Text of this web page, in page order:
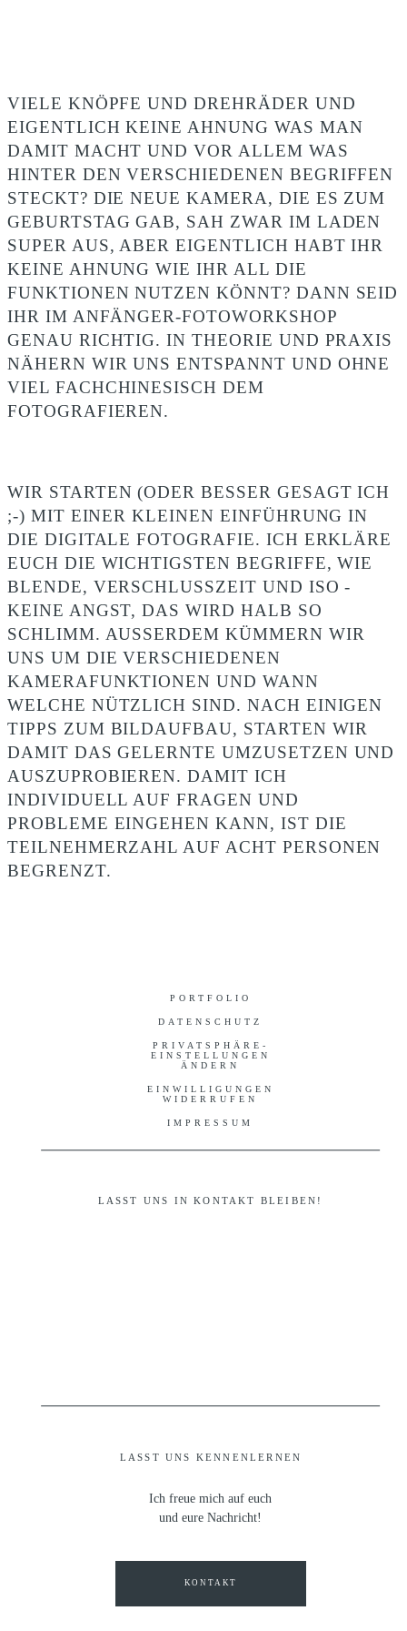
VIELE KNÖPFE UND DREHRÄDER UND
EIGENTLICH KEINE AHNUNG WAS MAN
DAMIT MACHT UND VOR ALLEM WAS
HINTER DEN VERSCHIEDENEN BEGRIFFEN
STECKT? DIE NEUE KAMERA, DIE ES ZUM
GEBURTSTAG GAB, SAH ZWAR IM LADEN
SUPER AUS, ABER EIGENTLICH HABT IHR
KEINE AHNUNG WIE IHR ALL DIE
FUNKTIONEN NUTZEN KÖNNT? DANN SEID
IHR IM ANFÄNGER-FOTOWORKSHOP
GENAU RICHTIG. IN THEORIE UND PRAXIS
NÄHERN WIR UNS ENTSPANNT UND OHNE
VIEL FACHCHINESISCH DEM
FOTOGRAFIEREN.
WIR STARTEN (ODER BESSER GESAGT ICH
;-) MIT EINER KLEINEN EINFÜHRUNG IN
DIE DIGITALE FOTOGRAFIE. ICH ERKLÄRE
EUCH DIE WICHTIGSTEN BEGRIFFE, WIE
BLENDE, VERSCHLUSSZEIT UND ISO -
KEINE ANGST, DAS WIRD HALB SO
SCHLIMM. AUSSERDEM KÜMMERN WIR U
NS UM DIE VERSCHIEDENEN K
AMERAFUNKTIONEN UND WANN W
ELCHE NÜTZLICH SIND. NACH EINIGEN T
IPPS ZUM BILDAUFBAU, STARTEN WIR D
AMIT DAS GELERNTE UMZUSETZEN UND A
USZUPROBIEREN. DAMIT ICH I
NDIVIDUELL AUF FRAGEN UND P
ROBLEME EINGEHEN KANN, IST DIE T
EILNEHMERZAHL AUF ACHT PERSONEN B
EGRENZT.
PORTFOLIO
DATENSCHUTZ
PRIVATSPHÄRE-
EINSTELLUNGEN
ÄNDERN
EINWILLIGUNGEN
WIDERRUFEN
IMPRESSUM
LASST UNS KENNENLERNEN
LASST UNS IN KONTAKT BLEIBEN!
Ich freue mich auf euch
und eure Nachricht!
KONTAKT